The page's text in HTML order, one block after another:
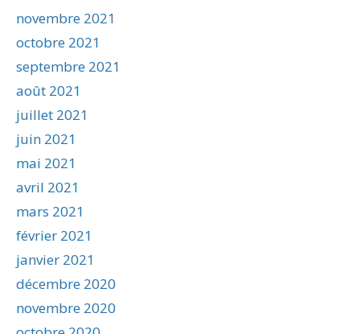
novembre 2021
octobre 2021
septembre 2021
août 2021
juillet 2021
juin 2021
mai 2021
avril 2021
mars 2021
février 2021
janvier 2021
décembre 2020
novembre 2020